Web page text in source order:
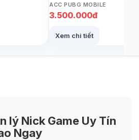
ACC PUBG MOBILE
3.500.000đ
Xem chi tiết
lý Nick Game Uy Tín
Ngay